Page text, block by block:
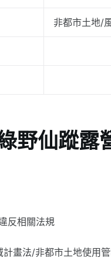
非都市土地/
野仙蹤
反相關法規
畫法/非都市土地使用